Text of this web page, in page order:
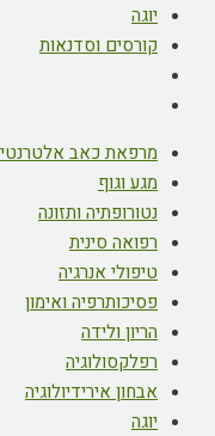
יוגה
קורסים וסדנאות
מרפאת כאב
מגע וגוף
נטורופתיה ותזונה
רפואה סינית
טיפולי אנרגיה
פסיכותרפיה ואימון
הריון ולידה
רפלקסולוגיה
אבחון אירידיולוגיה
יוגה